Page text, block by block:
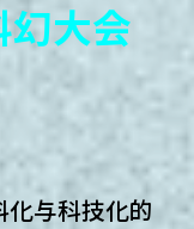
幻大会
化与科技化的